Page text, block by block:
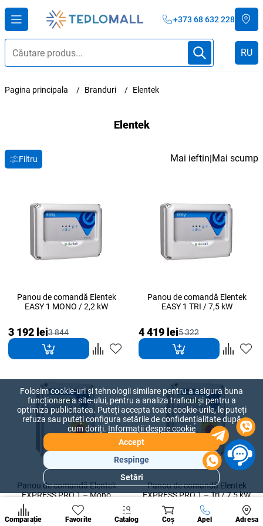
+373 68 632 228
RU
Pagina principala Branduri Elentek
Elentek
Filtru Mai ieftin|Mai scump
Panou de comandă Elentek
EASY 1 MONO / 2,2 kW
3 192 lei3 844
Panou de comandă Elentek
EASY 1 TRI / 7,5 kW
4 419 lei5 322
Panou de comandă Elentek
EXPRESS PRO 1 – Mono
5 692 lei 6 854
Panou de comandă Elentek
EXPRESS PRO 1 – Tri / 7,5 kW
7 738 lei 9 318
Comparație Favorite Catalog Coș Apel Adresa
A suna
Secțiuni
populare
de
Folosim cookie-uri și tehnologii similare pentru a asigura buna
funcționare a site-ului, pentru a analiza traficul și pentru a
optimiza publicitatea. Puteți accepta toate cookie-urile, le puteți
refuza sau puteți configura setările de confidențialitate după
cum doriți. Informații despre cookie
Accept
Respinge
Setări